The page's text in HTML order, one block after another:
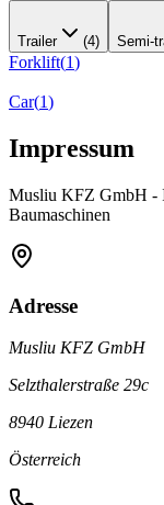
Trailer (4) Semi-
Forklift(1)
Car(1)
Impressum
Musliu KFZ GmbH -
Baumaschinen
Adresse
Musliu KFZ GmbH
Selzthalerstraße 29c
8940 Liezen
Österreich